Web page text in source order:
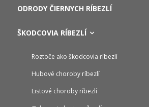
ODRODY ČIERNYCH RÍBEZLÍ
ŠKODCOVIA RÍBEZLÍ
Roztoče ako škodcovia ríbezlí
Hubové choroby ríbezlí
Listové choroby ríbezlí